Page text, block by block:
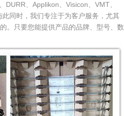
、Applikon、Visicon、VMT、
同时，我们专注于为客户服务，尤其
。只要您能提供产品的品牌、型号、数